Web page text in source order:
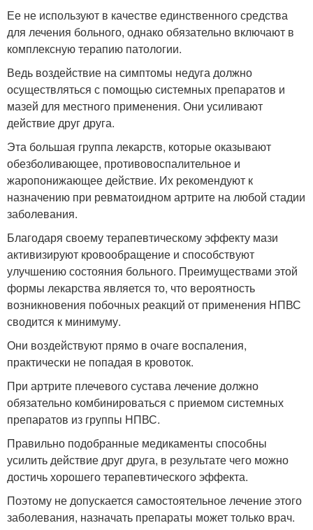
Ее не используют в качестве единственного средства
для лечения больного, однако обязательно включают в
комплексную терапию патологии.
Ведь воздействие на симптомы недуга должно
осуществляться с помощью системных препаратов и
мазей для местного применения. Они усиливают
действие друг друга.
Эта большая группа лекарств, которые оказывают
обезболивающее, противовоспалительное и
жаропонижающее действие. Их рекомендуют к
назначению при ревматоидном артрите на любой стадии
заболевания.
Благодаря своему терапевтическому эффекту мази
активизируют кровообращение и способствуют
улучшению состояния больного. Преимуществами этой
формы лекарства является то, что вероятность
возникновения побочных реакций от применения НПВС
сводится к минимуму.
Они воздействуют прямо в очаге воспаления,
практически не попадая в кровоток.
При артрите плечевого сустава лечение должно
обязательно комбинироваться с приемом системных
препаратов из группы НПВС.
Правильно подобранные медикаменты способны
усилить действие друг друга, в результате чего можно
достичь хорошего терапевтического эффекта.
Поэтому не допускается самостоятельное лечение этого
заболевания, назначать препараты может только врач.